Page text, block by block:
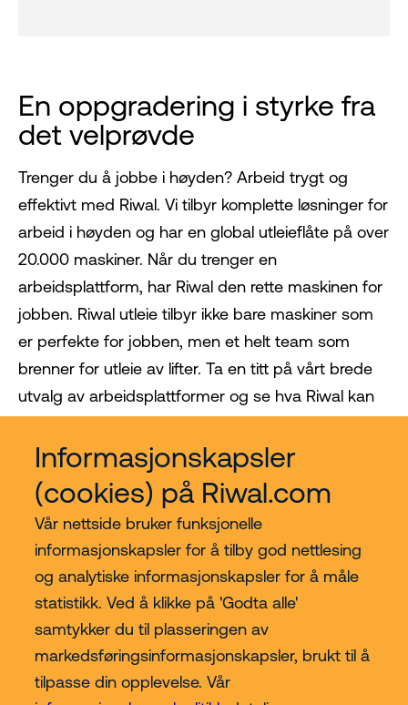
Informasjonskapsler
(cookies) på Riwal.com
Vår nettside bruker funksjonelle
informasjonskapsler for å tilby god nettlesing
og analytiske informasjonskapsler for å måle
statistikk. Ved å klikke på 'Godta alle'
samtykker du til plasseringen av
markedsføringsinformasjonskapsler, brukt til å
tilpasse din opplevelse. Vår
En oppgradering i styrke fra
det velprøvde
Trenger du å jobbe i høyden? Arbeid trygt og
effektivt med Riwal. Vi tilbyr komplette løsninger for
arbeid i høyden og har en global utleieflåte på over
20.000 maskiner. Når du trenger en
arbeidsplattform, har Riwal den rette maskinen for
jobben. Riwal utleie tilbyr ikke bare maskiner som
er perfekte for jobben, men et helt team som
brenner for utleie av lifter. Ta en titt på vårt brede
utvalg av arbeidsplattformer og se hva Riwal kan
Kjøp hos Riwal Norge